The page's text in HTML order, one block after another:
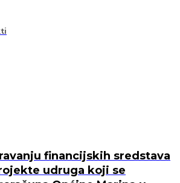
IGRALIŠTA U DV
POZORCU
financijskih sredstava
udruga koji se